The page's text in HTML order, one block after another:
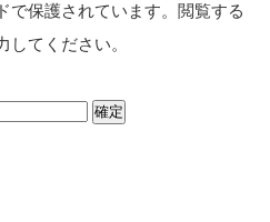
で保護されています。閲覧する
てください。